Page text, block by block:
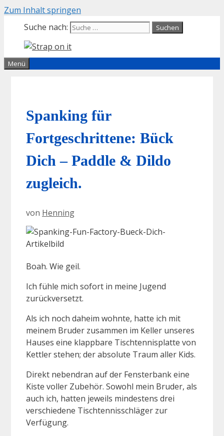
Zum Inhalt springen
Suche nach:
Menü
Spanking für
Fortgeschrittene: Bück
Dich – Paddle & Dildo
zugleich.
von Henning
Boah. Wie geil.
Ich fühle mich sofort in meine Jugend
zurückversetzt.
Als ich noch daheim wohnte, hatte ich mit
meinem Bruder zusammen im Keller unseres
Hauses eine klappbare Tischtennisplatte von
Kettler stehen; der absolute Traum aller Kids.
Direkt nebendran auf der Fensterbank eine
Kiste voller Zubehör. Sowohl mein Bruder, als
auch ich, hatten jeweils mindestens drei
verschiedene Tischtennisschläger zur
Verfügung.